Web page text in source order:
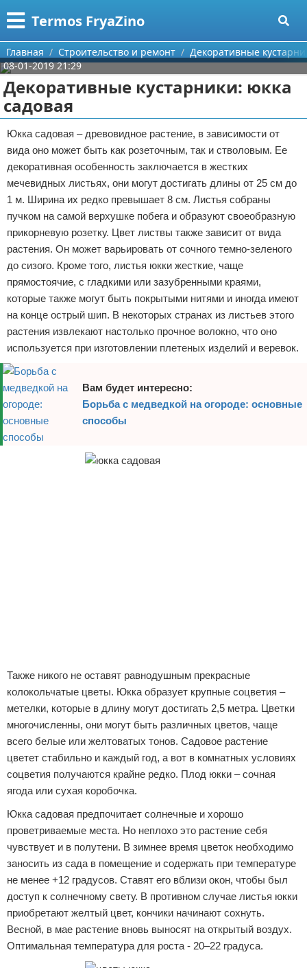
Termos FryaZino
Меню
Главная
Категории
Программирование
Дом и семья
Автомобили
Строительство и ремонт
Здоровье
Компьютеры
Личность
Поиск
О проекте
Контакты
Сотрудничество
Размещение рекламы
Для правообладателей
Условия предоставления информации
Отказ от ответственности
Главная Строительство и ремонт
Декоративные
08-01-2019 21:29
Декоративные кустарники: юкка
садовая
Юкка садовая – древовидное растение, в зависимости от
вида оно может быть как розеточным, так и стволовым. Ее
декоративная особенность заключается в жестких
мечевидных листьях, они могут достигать длины от 25 см до
1 м. Ширина их редко превышает 8 см. Листья собраны
пучком на самой верхушке побега и образуют своеобразную
прикорневую розетку. Цвет листвы также зависит от вида
растения. Он может варьировать от сочного темно-зеленого
до сизого. Кроме того, листья юкки жесткие, чаще
прямостоячие, с гладкими или зазубренными краями,
которые также могут быть покрытыми нитями и иногда имеют
на конце острый шип. В некоторых странах из листьев этого
растения извлекают настолько прочное волокно, что оно
используется при изготовлении плетеных изделий и веревок.
Вам будет интересно:
Борьба с медведкой на огороде: основные
способы
Также никого не оставят равнодушным прекрасные
колокольчатые цветы. Юкка образует крупные соцветия –
метелки, которые в длину могут достигать 2,5 метра. Цветки
многочисленны, они могут быть различных цветов, чаще
всего белые или желтоватых тонов. Садовое растение
цветет стабильно и каждый год, а вот в комнатных условиях
соцветия получаются крайне редко. Плод юкки – сочная
ягода или сухая коробочка.
Юкка садовая предпочитает солнечные и хорошо
проветриваемые места. Но неплохо это растение себя
чувствует и в полутени. В зимнее время цветок необходимо
заносить из сада в помещение и содержать при температуре
не менее +12 градусов. Ставят его вблизи окон, чтобы был
доступ к солнечному свету. В противном случае листья юкки
приобретают желтый цвет, кончики начинают сохнуть.
Весной, в мае растение вновь выносят на открытый воздух.
Оптимальная температура для роста - 20–22 градуса.